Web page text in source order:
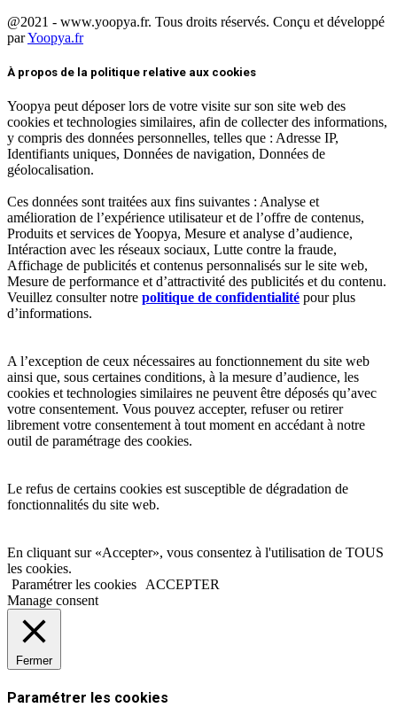
@2021 - www.yoopya.fr. Tous droits réservés. Conçu et développé
parYoopya.fr
À propos de la politique relative aux cookies
Yoopya peut déposer lors de votre visite sur son site web des
cookies et technologies similaires, afin de collecter des informations,
y compris des données personnelles, telles que : Adresse IP,
Identifiants uniques, Données de navigation, Données de
géolocalisation.
Ces données sont traitées aux fins suivantes : Analyse et
amélioration de l’expérience utilisateur et de l’offre de contenus,
Produits et services de Yoopya, Mesure et analyse d’audience,
Intéraction avec les réseaux sociaux, Lutte contre la fraude,
Affichage de publicités et contenus personnalisés sur le site web,
Mesure de performance et d’attractivité des publicités et du contenu.
Veuillez consulter notre politique de confidentialité pour plus
d’informations.
A l’exception de ceux nécessaires au fonctionnement du site web
ainsi que, sous certaines conditions, à la mesure d’audience, les
cookies et technologies similaires ne peuvent être déposés qu’avec
votre consentement. Vous pouvez accepter, refuser ou retirer
librement votre consentement à tout moment en accédant à notre
outil de paramétrage des cookies.
Le refus de certains cookies est susceptible de dégradation de
fonctionnalités du site web.
En cliquant sur «Accepter», vous consentez à l'utilisation de TOUS
les cookies.
Paramétrer les cookies
ACCEPTER
Manage consent
Fermer
Paramétrer les cookies